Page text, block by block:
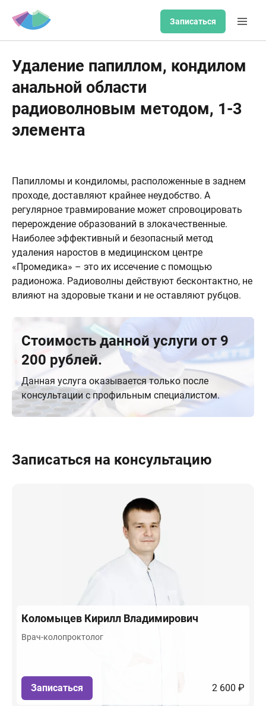
Записаться
Удаление папиллом, кондилом
анальной области
радиоволновым методом, 1-3
элемента
Папилломы и кондиломы, расположенные в заднем
проходе, доставляют крайнее неудобство. А
регулярное травмирование может спровоцировать
перерождение образований в злокачественные.
Наиболее эффективный и безопасный метод
удаления наростов в медицинском центре
«Промедика» – это их иссечение с помощью
радионожа. Радиоволны действуют бесконтактно, не
влияют на здоровые ткани и не оставляют рубцов.
Стоимость данной услуги от 9
200 рублей.
Данная услуга оказывается только после
консультации с профильным специалистом.
Записаться на консультацию
Коломыцев Кирилл Владимирович
Врач-колопроктолог
Записаться 2 600 ₽